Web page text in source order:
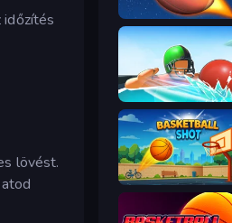
lövést.
Dodgeball
Basketball Shot